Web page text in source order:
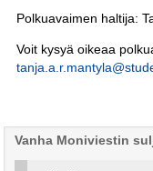
Polkuavaimen haltija:
Voit kysyä oikeaa
Vanha Moniviestin